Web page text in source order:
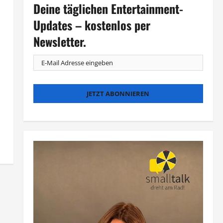
Deine täglichen Entertainment-
Updates – kostenlos per
Newsletter.